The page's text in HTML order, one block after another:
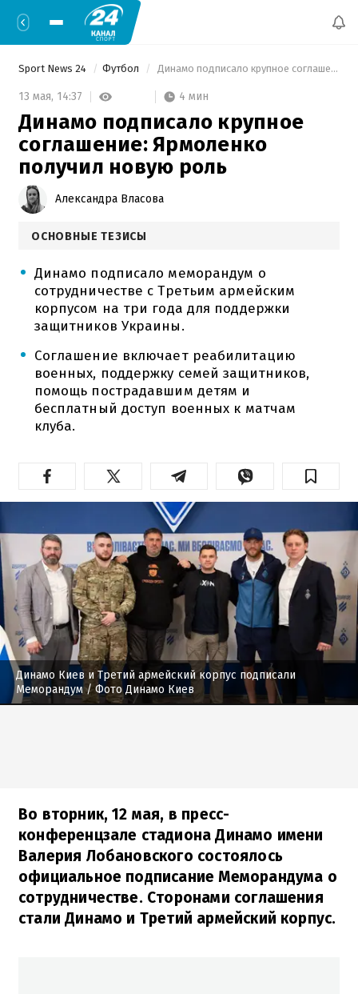
Sport News 24 Футбол Динамо подписало крупное соглашение: Ярмоленко получил новую роль
13 мая, 14:37 4 мин
Динамо подписало крупное
соглашение: Ярмоленко
получил новую роль
Александра Власова
ОСНОВНЫЕ ТЕЗИСЫ
Динамо подписало меморандум о
сотрудничестве с Третьим армейским
корпусом на три года для поддержки
защитников Украины.
Соглашение включает реабилитацию
военных, поддержку семей защитников,
помощь пострадавшим детям и
бесплатный доступ военных к матчам
клуба.
Динамо Киев и Третий армейский корпус подписали
Меморандум/ Фото Динамо Киев
Во вторник, 12 мая, в пресс-
конференцзале стадиона Динамо имени
Валерия Лобановского состоялось
официальное подписание Меморандума о
сотрудничестве. Сторонами соглашения
стали Динамо и Третий армейский корпус.